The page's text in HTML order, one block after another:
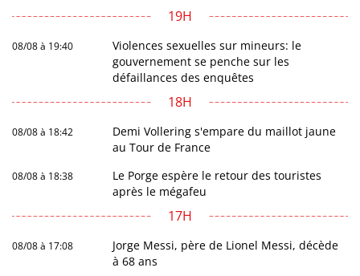
19H
08/08 à 19:40
Violences sexuelles sur mineurs: le
gouvernement se penche sur les
défaillances des enquêtes
18H
08/08 à 18:42
Demi Vollering s'empare du maillot jaune
au Tour de France
08/08 à 18:38
Le Porge espère le retour des touristes
après le mégafeu
17H
08/08 à 17:08
Jorge Messi, père de Lionel Messi, décède
à 68 ans